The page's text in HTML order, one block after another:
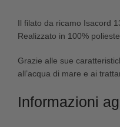
Il filato da ricamo Isacord
Realizzato in 100%
Grazie alle sue
all’acqua di mare e ai
Informazioni